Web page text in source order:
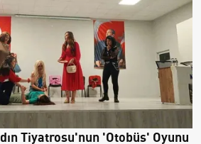
Tiyatrosu'nun 'Otobüs' Oyunu